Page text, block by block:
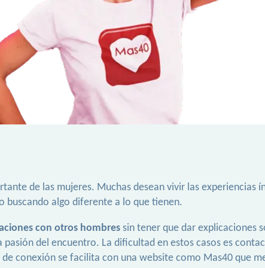
de las mujeres. Muchas desean vivir las
buscando algo diferente a lo que tienen.
con otros hombres sin tener que dar explicaciones
del encuentro. La dificultad en estos casos es
conexión se facilita con una website como Mas40 que